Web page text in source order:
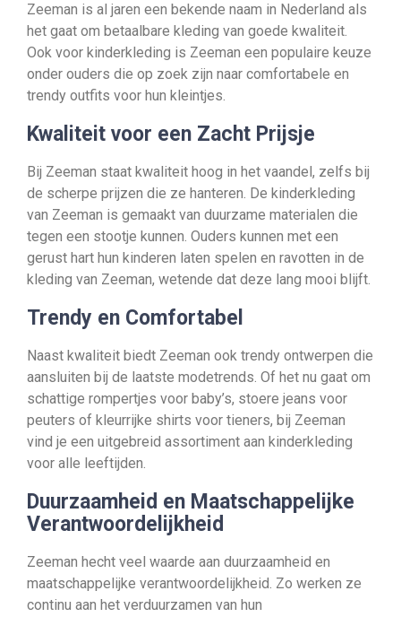
Zeeman is al jaren een bekende naam in Nederland als
het gaat om betaalbare kleding van goede kwaliteit.
Ook voor kinderkleding is Zeeman een populaire keuze
onder ouders die op zoek zijn naar comfortabele en
trendy outfits voor hun kleintjes.
Kwaliteit voor een Zacht Prijsje
Bij Zeeman staat kwaliteit hoog in het vaandel, zelfs bij
de scherpe prijzen die ze hanteren. De kinderkleding
van Zeeman is gemaakt van duurzame materialen die
tegen een stootje kunnen. Ouders kunnen met een
gerust hart hun kinderen laten spelen en ravotten in de
kleding van Zeeman, wetende dat deze lang mooi blijft.
Trendy en Comfortabel
Naast kwaliteit biedt Zeeman ook trendy ontwerpen die
aansluiten bij de laatste modetrends. Of het nu gaat om
schattige rompertjes voor baby’s, stoere jeans voor
peuters of kleurrijke shirts voor tieners, bij Zeeman
vind je een uitgebreid assortiment aan kinderkleding
voor alle leeftijden.
Duurzaamheid en Maatschappelijke
Verantwoordelijkheid
Zeeman hecht veel waarde aan duurzaamheid en
maatschappelijke verantwoordelijkheid. Zo werken ze
continu aan het verduurzamen van hun